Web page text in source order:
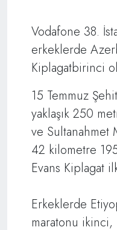
Vodafone 38.
erkeklerde
Kiplagatbirinci
15 Temmuz
yaklaşık 250
ve Sultanahmet
42 kilometre
Evans Kiplagat
Erkeklerde
maratonu ikinci,